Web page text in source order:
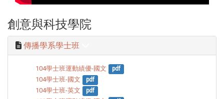
創意與科技學院
傳播學系學士班
104學士班運動績優-國文 pdf
104學士班-國文 pdf
104學士班-英文 pdf